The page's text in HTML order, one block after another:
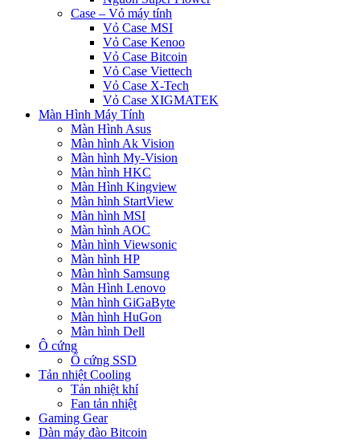
Case – Vỏ máy tính
Vỏ Case MSI
Vỏ Case Kenoo
Vỏ Case Bitcoin
Vỏ Case Viettech
Vỏ Case X-Tech
Vỏ Case XIGMATEK
Màn Hình Máy Tính
Màn Hình Asus
Màn hình Ak Vision
Màn hình My-Vision
Màn hình HKC
Màn Hình Kingview
Màn hình StartView
Màn hình MSI
Màn hình AOC
Màn hình Viewsonic
Màn hình HP
Màn hình Samsung
Màn Hình Lenovo
Màn hình GiGaByte
Màn hình HuGon
Màn hình Dell
Ô cứng
Ổ cứng SSD
Tản nhiệt Cooling
Tản nhiệt khí
Fan tản nhiệt
Gaming Gear
Dàn máy đào Bitcoin